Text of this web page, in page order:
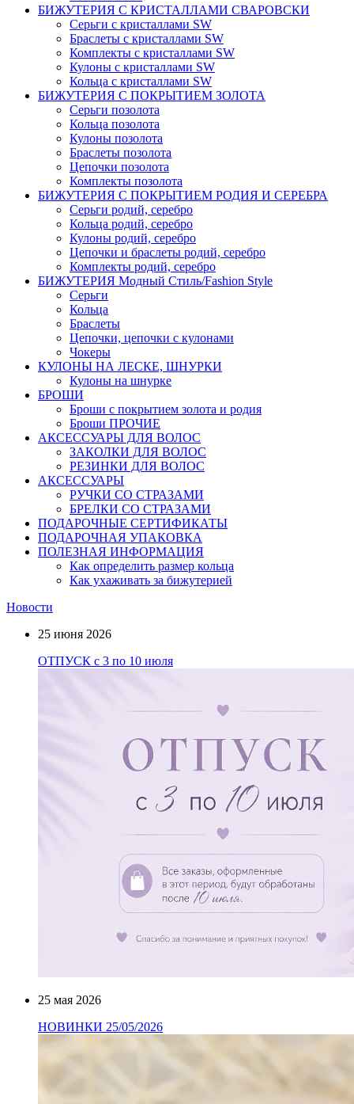
БИЖУТЕРИЯ С КРИСТАЛЛАМИ СВАРОВСКИ
Серьги с кристаллами SW
Браслеты с кристаллами SW
Комплекты c кристаллами SW
Кулоны с кристаллами SW
Кольца с кристаллами SW
БИЖУТЕРИЯ С ПОКРЫТИЕМ ЗОЛОТА
Серьги позолота
Кольца позолота
Кулоны позолота
Браслеты позолота
Цепочки позолота
Комплекты позолота
БИЖУТЕРИЯ С ПОКРЫТИЕМ РОДИЯ И СЕРЕБРА
Серьги родий, серебро
Кольца родий, серебро
Кулоны родий, серебро
Цепочки и браслеты родий, серебро
Комплекты родий, серебро
БИЖУТЕРИЯ Модный Стиль/Fashion Style
Серьги
Кольца
Браслеты
Цепочки, цепочки с кулонами
Чокеры
КУЛОНЫ НА ЛЕСКЕ, ШНУРКИ
Кулоны на шнурке
БРОШИ
Броши с покрытием золота и родия
Броши ПРОЧИЕ
АКСЕССУАРЫ ДЛЯ ВОЛОС
ЗАКОЛКИ ДЛЯ ВОЛОС
РЕЗИНКИ ДЛЯ ВОЛОС
АКСЕССУАРЫ
РУЧКИ СО СТРАЗАМИ
БРЕЛКИ СО СТРАЗАМИ
ПОДАРОЧНЫЕ СЕРТИФИКАТЫ
ПОДАРОЧНАЯ УПАКОВКА
ПОЛЕЗНАЯ ИНФОРМАЦИЯ
Как определить размер кольца
Как ухаживать за бижутерией
Новости
25 июня 2026
ОТПУСК с 3 по 10 июля
25 мая 2026
НОВИНКИ 25/05/2026